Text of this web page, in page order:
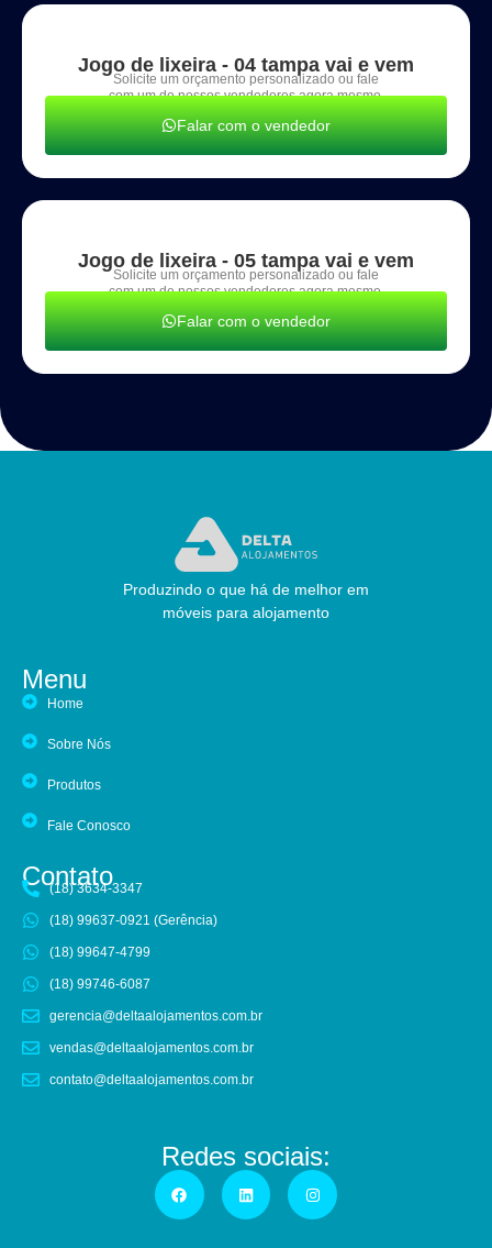
Jogo de lixeira - 04 tampa vai e vem
Solicite um orçamento personalizado ou fale
com um de nossos vendedores agora mesmo.
Falar com o vendedor
Jogo de lixeira - 05 tampa vai e vem
Solicite um orçamento personalizado ou fale
com um de nossos vendedores agora mesmo.
Falar com o vendedor
Produzindo o que há de melhor em
móveis para alojamento
Menu
Home
Sobre Nós
Produtos
Fale Conosco
Contato
(18) 3634-3347
(18) 99637-0921 (Gerência)
(18) 99647-4799
(18) 99746-6087
gerencia@deltaalojamentos.com.br
vendas@deltaalojamentos.com.br
contato@deltaalojamentos.com.br
Redes sociais: